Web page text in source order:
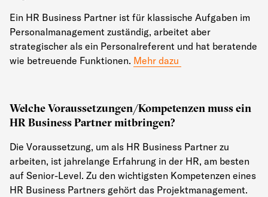
Ein HR Business Partner ist für klassische Aufgaben im
Personalmanagement zuständig, arbeitet aber
strategischer als ein Personalreferent und hat beratende
wie betreuende Funktionen. Mehr dazu
Welche Voraussetzungen/Kompetenzen muss ein
HR Business Partner mitbringen?
Die Voraussetzung, um als HR Business Partner zu
arbeiten, ist jahrelange Erfahrung in der HR, am besten
auf Senior-Level. Zu den wichtigsten Kompetenzen eines
HR Business Partners gehört das Projektmanagement.